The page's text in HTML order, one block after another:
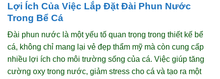
Lợi Ích Của Việc Lắp Đặt Đài Phun Nước
Trong Bể Cá
Đài phun nước là một yếu tố quan trọng trong thiết kế bể
cá, không chỉ mang lại vẻ đẹp thẩm mỹ mà còn cung cấp
nhiều lợi ích cho môi trường sống của cá. Việc giúp tăng
cường oxy trong nước, giảm stress cho cá và tạo ra một